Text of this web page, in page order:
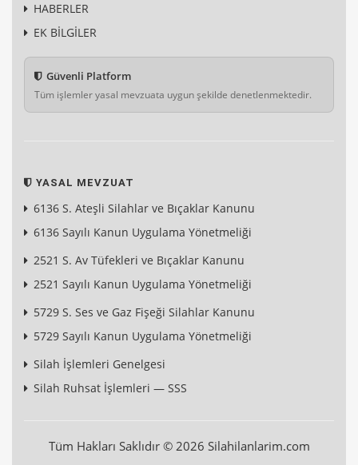
HABERLER
EK BİLGİLER
Güvenli Platform
Tüm işlemler yasal mevzuata uygun şekilde denetlenmektedir.
YASAL MEVZUAT
6136 S. Ateşli Silahlar ve Bıçaklar Kanunu
6136 Sayılı Kanun Uygulama Yönetmeliği
2521 S. Av Tüfekleri ve Bıçaklar Kanunu
2521 Sayılı Kanun Uygulama Yönetmeliği
5729 S. Ses ve Gaz Fişeği Silahlar Kanunu
5729 Sayılı Kanun Uygulama Yönetmeliği
Silah İşlemleri Genelgesi
Silah Ruhsat İşlemleri — SSS
Tüm Hakları Saklıdır © 2026 Silahilanlarim.com